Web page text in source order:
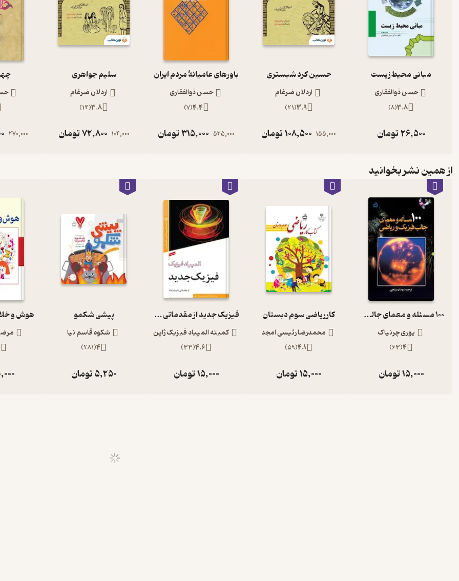
مبانی محیط زیست
حسن ذوالفقاری
3.8
(
8
)
26,500تومان
حسین کرد شبستری
اردلان ضرغام
3.9
(
21
)
155,000
108,500تومان
باورهای عامیانۀ مردم ایران
حسن ذوالفقاری
4.4
(
7
)
525,000
315,000تومان
سلیم جواهری
اردلان ضرغام
3.8
(
14
)
104,000
72,800تومان 270,000
از همین نشر بخوانید
100 مسئله و معمای جالب فیزیک و ریاضی
یوری چرنیاک
4
(
63
)
15,000تومان
کار ریاضی سوم دبستان
محمدرضا رئیسی امجد
4.1
(
59
)
15,000تومان
فیزیک جدید از مقدماتی تا پیشرفته المپیاد فیزیک 4
کمیته المپیاد فیزیک ژاپن
4.6
(
33
)
15,000تومان
پیشی شکمو
شکوه قاسم نیا
4
(
281
)
5,250تومان